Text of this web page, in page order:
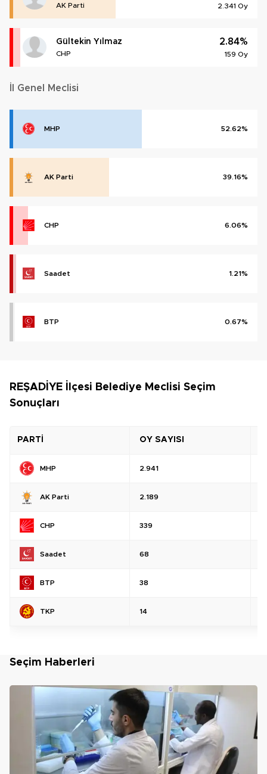
AK Parti 2.341 Oy
Gültekin Yılmaz
CHP
2.84%
159 Oy
İl Genel Meclisi
MHP 52.62%
AK Parti 39.16%
CHP 6.06%
Saadet 1.21%
BTP 0.67%
REŞADİYE İlçesi Belediye Meclisi Seçim
Sonuçları
PARTİ OY SAYISI
MHP 2.941
AK Parti 2.189
CHP 339
Saadet 68
BTP 38
TKP 14
Seçim Haberleri